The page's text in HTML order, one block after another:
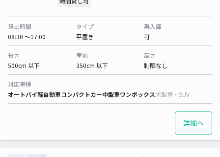
貸出時間
08:30 〜17:00
タイプ
平置き
再入庫
可
長さ
500cm 以下
車幅
350cm 以下
高さ
制限なし
対応車種
オートバイ軽自動車コンパクトカー中型車ワンボックス大型車・SUV
詳細へ